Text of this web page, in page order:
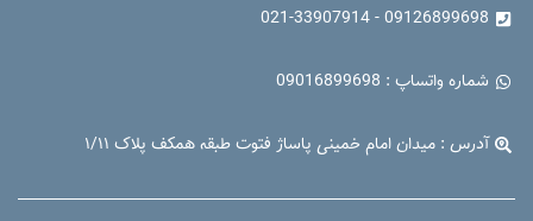
09126899698 - 021-33907914
شماره واتساپ : 09016899698
آدرس : میدان امام خمینی پاساژ فتوت طبقه همکف پلاک ۱/۱۱